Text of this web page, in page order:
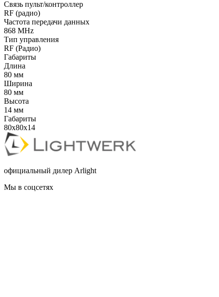
Связь пульт/контроллер
RF (радио)
Частота передачи данных
868 MHz
Тип управления
RF (Радио)
Габариты
Длина
80 мм
Ширина
80 мм
Высота
14 мм
Габариты
80x80x14
официальный дилер Arlight
Мы в соцсетях